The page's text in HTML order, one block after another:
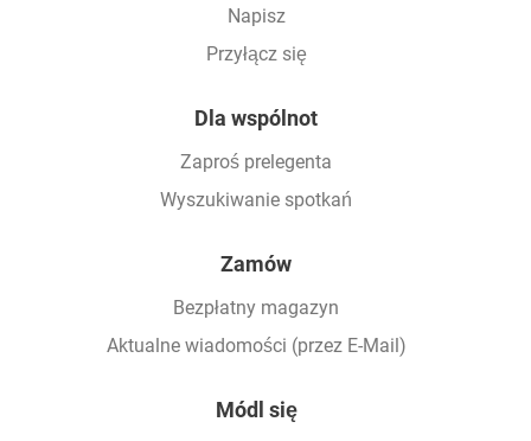
Napisz
Przyłącz się
Dla wspólnot
Zaproś prelegenta
Wyszukiwanie spotkań
Zamów
Bezpłatny magazyn
Aktualne wiadomości (przez E-Mail)
Módl się